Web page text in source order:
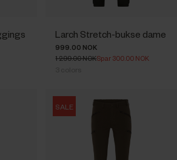
Larch Stretch-bukse dame
999.00 NOK
1 299.00 NOKSpar 300.00 NOK
SALE